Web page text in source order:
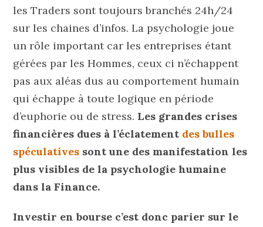
les Traders sont toujours branchés 24h/24
sur les chaines d’infos. La psychologie joue
un rôle important car les entreprises étant
gérées par les Hommes, ceux ci n’échappent
pas aux aléas dus au comportement humain
qui échappe à toute logique en période
d’euphorie ou de stress. Les grandes crises
financières dues à l’éclatement des bulles
spéculatives sont une des manifestation les
plus visibles de la psychologie humaine
dans la Finance.
Investir en bourse c’est donc parier sur le